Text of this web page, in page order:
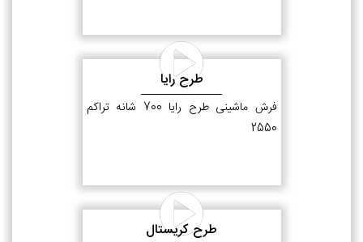
طرح رایا
فرش ماشینی طرح رایا 700 شانه تراکم
2550
طرح کریستال